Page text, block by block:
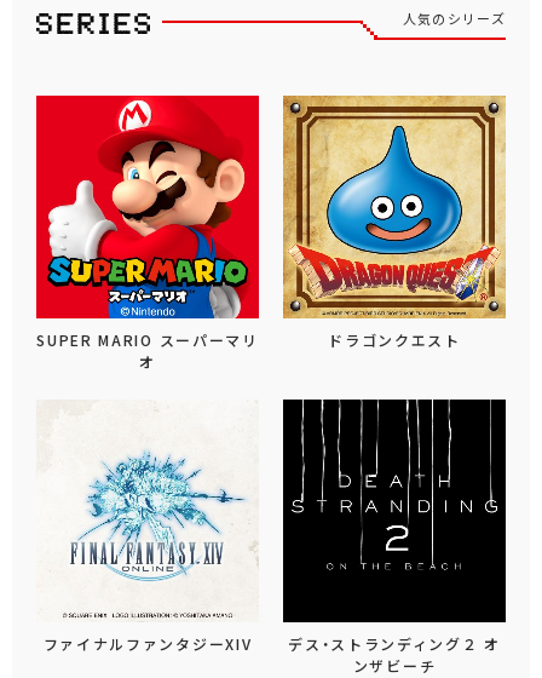
人気のシリーズ
SUPER MARIO スーパーマリ
オ
ドラゴンクエスト
ファイナルファンタジーXIV
デス・ストランディング２ オ
ンザビーチ